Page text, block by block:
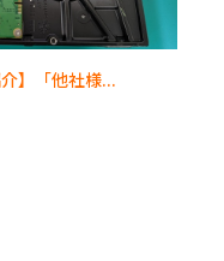
】「他社様...